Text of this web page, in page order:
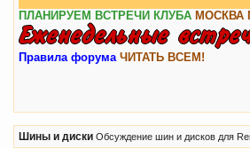
ПЛАНИРУЕМ ВСТРЕЧИ КЛУБА МОСКВА
Правила форума ЧИТАТЬ ВСЕМ!
Шины и диски Обсуждение шин и дисков для